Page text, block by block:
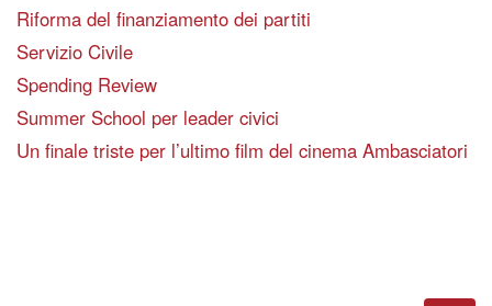
Riforma del finanziamento dei partiti
Servizio Civile
Spending Review
Summer School per leader civici
Un finale triste per l’ultimo film del cinema Ambasciatori